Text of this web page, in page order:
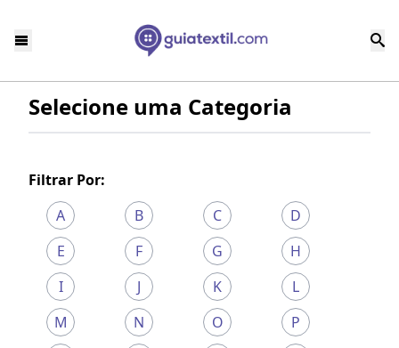
Selecione uma Categoria
Filtrar Por:
A
B C
D
E
F G
H
I
J K
L
M
N O
P